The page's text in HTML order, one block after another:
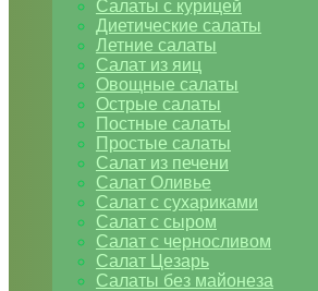
Салаты с курицей
Диетические салаты
Летние салаты
Салат из яиц
Овощные салаты
Острые салаты
Постные салаты
Простые салаты
Салат из печени
Салат Оливье
Салат с сухариками
Салат с сыром
Салат с черносливом
Салат Цезарь
Салаты без майонеза